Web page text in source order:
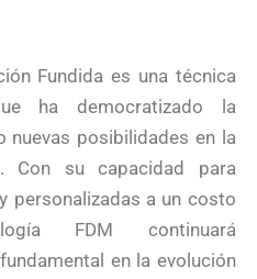
Fundida es una técnica
ha democratizado la
nuevas posibilidades en la
Con su capacidad para
personalizadas a un costo
FDM continuará
en la evolución